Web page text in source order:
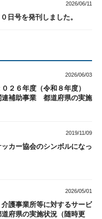
2026/06/11
日号を発刊しました。
2026/06/03
０２６年度（令和８年度）
連補助事業 都道府県の実施
2019/11/09
カー協会のシンボルになっ
2026/05/01
介護事業所等に対するサービ
府県の実施状況（随時更